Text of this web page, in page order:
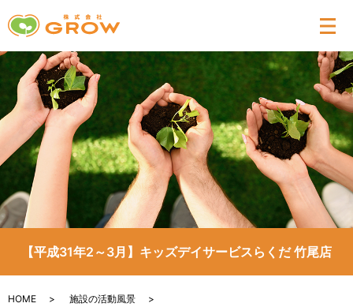
メ
【平成31年2～3月】キッズデイサービスらくだ 竹尾店
HOME
施設の活動風景